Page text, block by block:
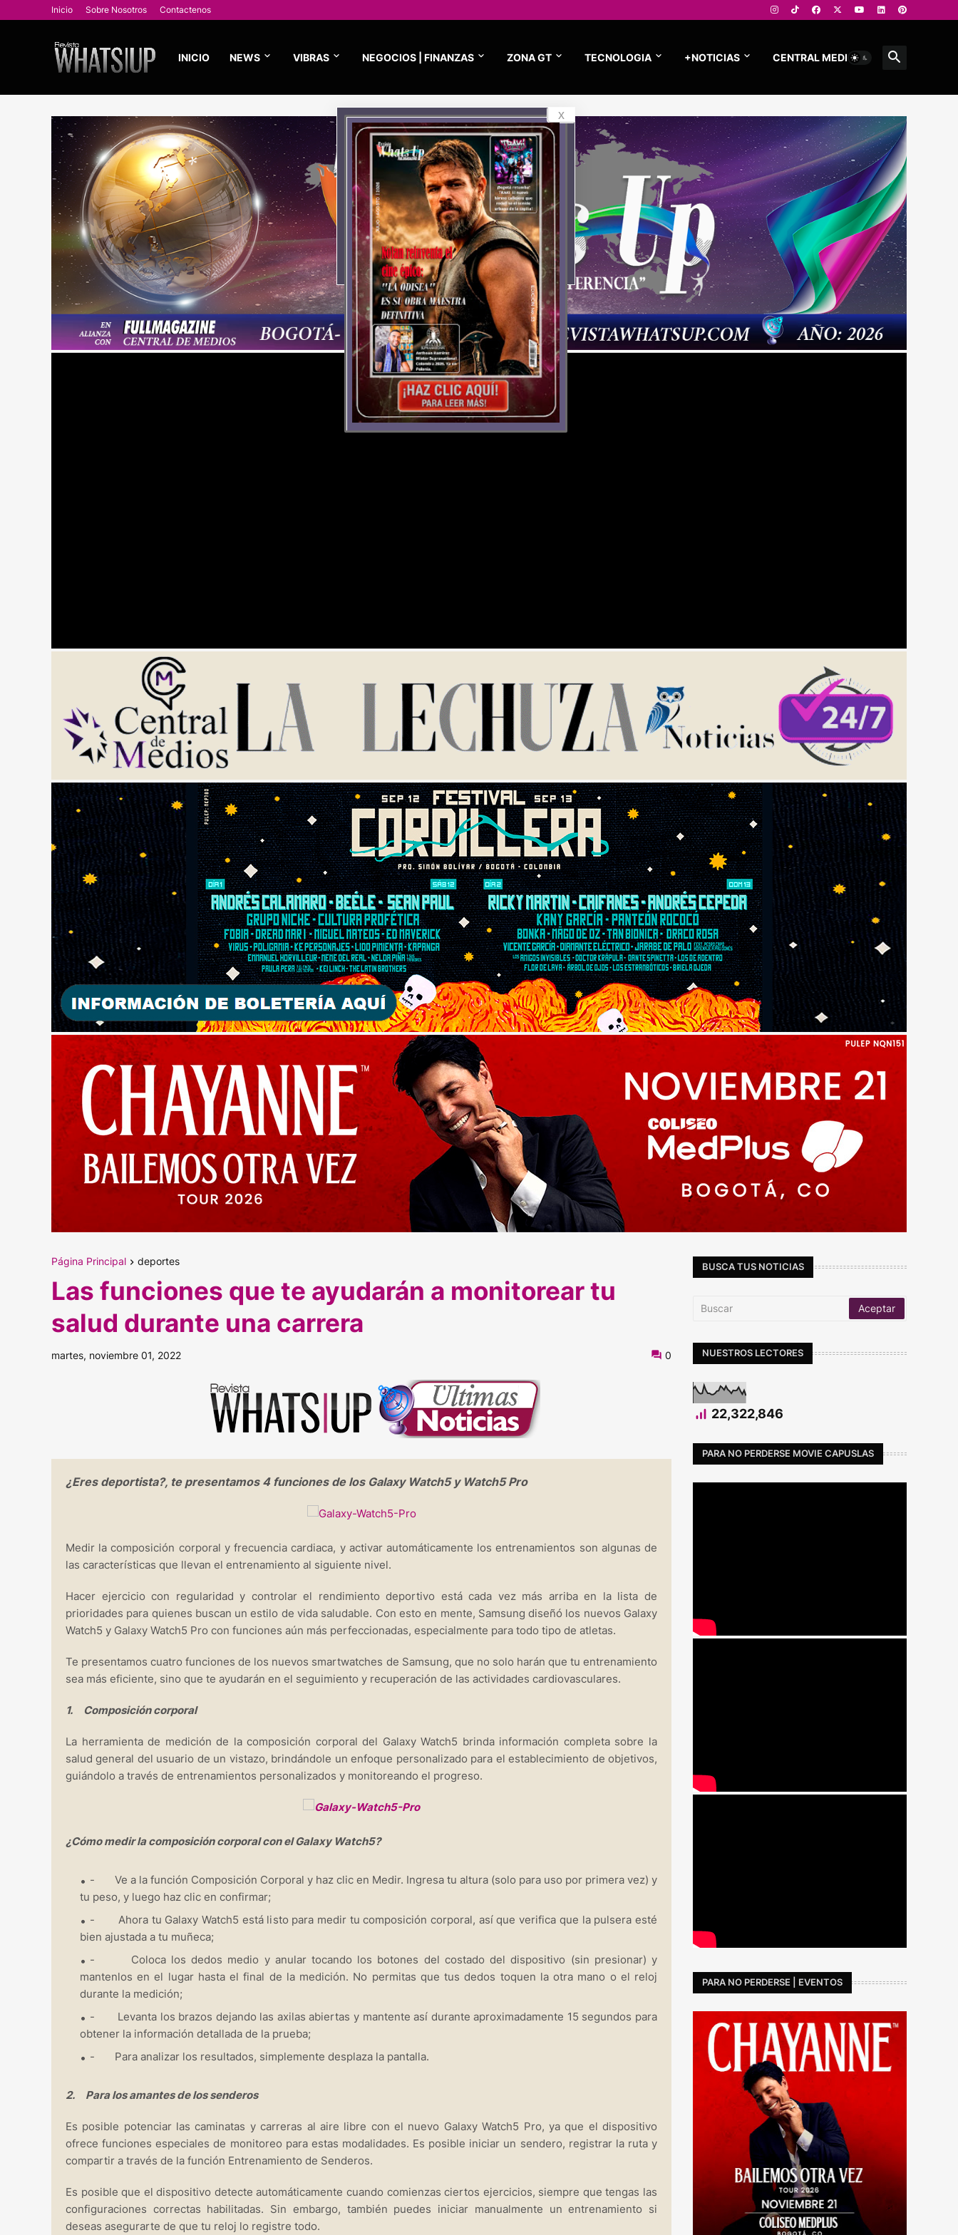
Inicio Sobre Nosotros Contactenos
INICIO NEWS VIBRAS NEGOCIOS | FINANZAS ZONA GT TECNOLOGIA +NOTICIAS CENTRAL MEDIOS
Página Principal deportes
Las funciones que te ayudarán a monitorear tu
salud durante una carrera
martes, noviembre 01, 2022 0
¿Eres deportista?, te presentamos 4 funciones de los Galaxy Watch5 y Watch5 Pro
Medir la composición corporal y frecuencia cardiaca, y activar automáticamente los entrenamientos son algunas de
las características que llevan el entrenamiento al siguiente nivel.
Hacer ejercicio con regularidad y controlar el rendimiento deportivo está cada vez más arriba en la lista de
prioridades para quienes buscan un estilo de vida saludable. Con esto en mente, Samsung diseñó los nuevos Galaxy
Watch5 y Galaxy Watch5 Pro con funciones aún más perfeccionadas, especialmente para todo tipo de atletas.
Te presentamos cuatro funciones de los nuevos smartwatches de Samsung, que no solo harán que tu entrenamiento
sea más eficiente, sino que te ayudarán en el seguimiento y recuperación de las actividades cardiovasculares.
1. Composición corporal
La herramienta de medición de la composición corporal del Galaxy Watch5 brinda información completa sobre la
salud general del usuario de un vistazo, brindándole un enfoque personalizado para el establecimiento de objetivos,
guiándolo a través de entrenamientos personalizados y monitoreando el progreso.
¿Cómo medir la composición corporal con el Galaxy Watch5?
- Ve a la función Composición Corporal y haz clic en Medir. Ingresa tu altura (solo para uso por primera vez) y
tu peso, y luego haz clic en confirmar;
- Ahora tu Galaxy Watch5 está listo para medir tu composición corporal, así que verifica que la pulsera esté
bien ajustada a tu muñeca;
- Coloca los dedos medio y anular tocando los botones del costado del dispositivo (sin presionar) y
mantenlos en el lugar hasta el final de la medición. No permitas que tus dedos toquen la otra mano o el reloj
durante la medición;
- Levanta los brazos dejando las axilas abiertas y mantente así durante aproximadamente 15 segundos para
obtener la información detallada de la prueba;
- Para analizar los resultados, simplemente desplaza la pantalla.
2. Para los amantes de los senderos
Es posible potenciar las caminatas y carreras al aire libre con el nuevo Galaxy Watch5 Pro, ya que el dispositivo
ofrece funciones especiales de monitoreo para estas modalidades. Es posible iniciar un sendero, registrar la ruta y
compartir a través de la función Entrenamiento de Senderos.
Es posible que el dispositivo detecte automáticamente cuando comienzas ciertos ejercicios, siempre que tengas las
configuraciones correctas habilitadas. Sin embargo, también puedes iniciar manualmente un entrenamiento si
deseas asegurarte de que tu reloj lo registre todo.
BUSCA TUS NOTICIAS
NUESTROS LECTORES
22,322,846
PARA NO PERDERSE MOVIE CAPUSLAS
PARA NO PERDERSE | EVENTOS
x